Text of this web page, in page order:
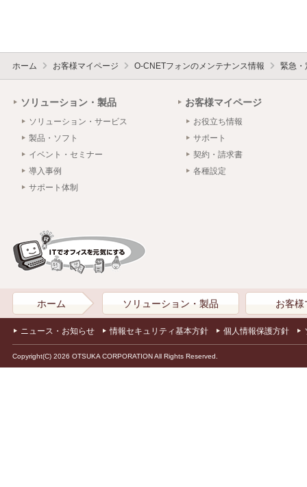
ホーム お客様マイページ O-CNETフォンのメンテナンス情報 緊急・
ソリューション・製品
ソリューション・サービス
製品・ソフト
イベント・セミナー
導入事例
サポート体制
お客様マイページ
お役立ち情報
サポート
契約・請求書
各種設定
ホーム ソリューション・製品 お客様
ニュース・お知らせ 情報セキュリティ基本方針 個人情報保護方針
Copyright(C) 2026 OTSUKA CORPORATION All Rights Reserved.